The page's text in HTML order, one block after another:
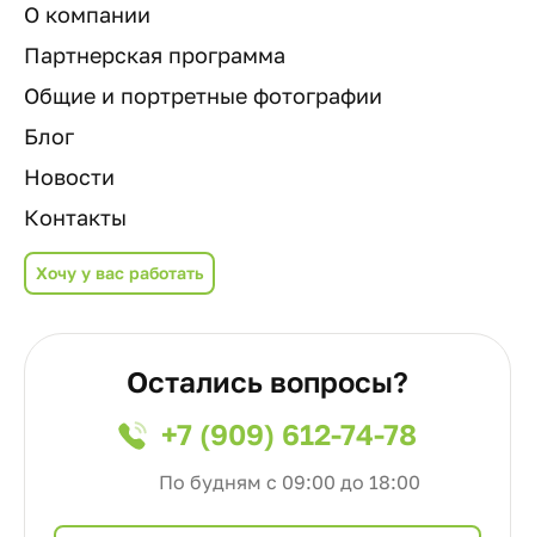
О компании
Партнерская программа
Общие и портретные фотографии
Блог
Новости
Контакты
Хочу у вас работать
Остались вопросы?
+7 (909) 612-74-78
По будням с 09:00 до 18:00